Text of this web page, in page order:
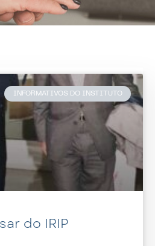
INFORMATIVOS DO INSTITUTO
do IRIP